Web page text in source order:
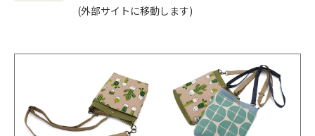
(外部サイトに移動します)